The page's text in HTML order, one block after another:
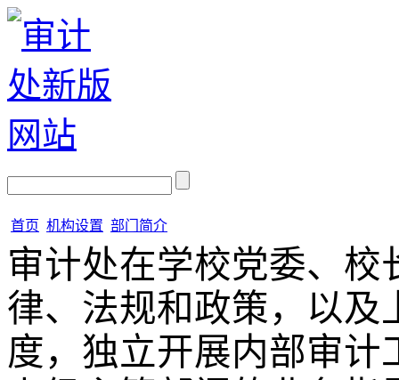
首页 机构设置 部门简介
审计处在学校党委、
律、法规和政策，以及
度，独立开展内部审计